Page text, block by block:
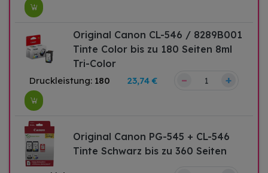
Original Canon CL-546 / 8289B001
Tinte Color bis zu 180 Seiten 8ml
Tri-Color
Druckleistung: 180 23,74 € – +
Original Canon PG-545 + CL-546
Tinte Schwarz bis zu 360 Seiten